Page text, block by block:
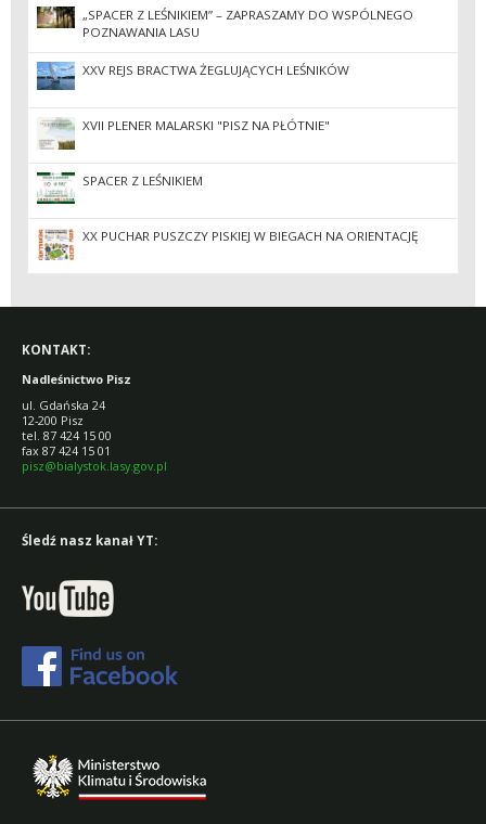
„SPACER Z LEŚNIKIEM” – ZAPRASZAMY DO WSPÓLNEGO
POZNAWANIA LASU
XXV REJS BRACTWA ŻEGLUJĄCYCH LEŚNIKÓW
XVII PLENER MALARSKI "PISZ NA PŁÓTNIE"
SPACER Z LEŚNIKIEM
XX PUCHAR PUSZCZY PISKIEJ W BIEGACH NA ORIENTACJĘ
KONTAKT:
Nadleśnictwo Pisz
ul. Gdańska 24
12-200 Pisz
tel. 87 424 15 00
fax 87 424 15 01
pisz@bialystok.lasy.gov.pl
Śledź nasz kanał YT: